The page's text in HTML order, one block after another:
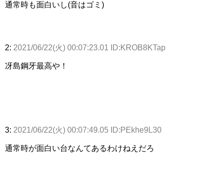
通常時も面白いし(音はゴミ)
2: 2021/06/22(火) 00:07:23.01 ID:KROB8KTap
冴島鋼牙最高や！
3: 2021/06/22(火) 00:07:49.05 ID:PEkhe9L30
通常時が面白い台なんてあるわけねえだろ